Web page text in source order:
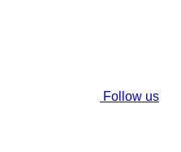
Follow us